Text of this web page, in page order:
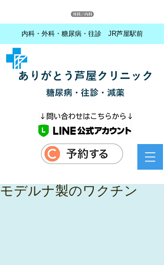
内科・外科・糖尿病・往診 JR芦屋駅前
ありがとう芦屋クリニック
糖尿病・往診・減薬
モデルナ製のワクチン